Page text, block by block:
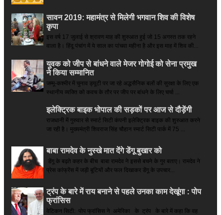
सावन 2019: महामंत्र से मिलेगी भगवान शिव की विशेष
कृपा
इस वर्ष 17 जुलाई से श्रावण माह की शुरुआत हुई जो 15 अगस्त तक रहने
वाला है। हिंदू पंचांग में ये साल का पांचवा महीना है और इस माह में शिव की...
युवक को जीप से बांधने वाले मेजर गोगोई को सेना प्रमुख
ने किया सम्‍मानित
जम्मू-कश्मीर में चुनाव ड्यूटी पर जा रहे अद्धसैनिक बलों की सुरक्षा के लिए एक
स्थानीय व्यक्ति को कवच के तौर पर जीप पर बांधने के लिए चर्चा ...
इलेक्ट्रिक बाइक भोपाल की सड़कों पर आज से दौड़ेंगी
राजधानी में गुरुवार से स्मार्ट सिटी कंपनी इलेक्ट्रिक बाइक की शुरुआत करने
जा रही है। मुख्यमंत्री शिवराज सिंह चौहान स्मार्ट सिटी पार्क में 75 ...
बाबा रामदेव के नुस्खे मात देंगे डेंगू बुखार को
डेंगू के बढ़ते कहर के बीच बाबा रामदेव ने इससे बचने के गुर बताए। रामदेव ने
प्रेस कांफ्रेंस में जड़ी बूटियों और फल दिखाकर डेंगू के उपचार...
ट्रंप के बारे में राय बनाने से पहले उनका काम देखूंगा : पोप
फ्रांसिस
वेटिकन सिटी: पोप फ्रांसिस ने अमेरिका के ट्रंप के बारे में कहा कि वह